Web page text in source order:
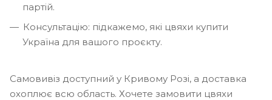
партій.
Консультацію: підкажемо, які цвяхи купити
Україна для вашого проєкту.
Самовивіз доступний у Кривому Розі, а доставка
охоплює всю область. Хочете замовити цвяхи